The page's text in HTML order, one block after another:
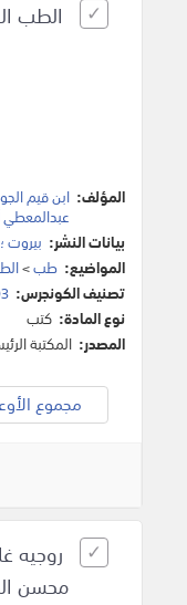
الطب
المؤلف: ابن قيم
بيانات النشر:
المواضيع: طب>
تصنيف الكونجرس:
نوع المادة: كتب
المصدر: المكتبة
مجموع
روجيه
محسن